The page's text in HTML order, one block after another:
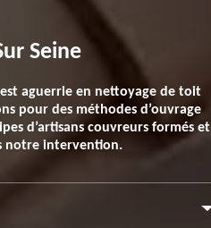
Seine
aguerrie en nettoyage de toit
pour des méthodes d’ouvrage
d’artisans couvreurs formés et
notre intervention.